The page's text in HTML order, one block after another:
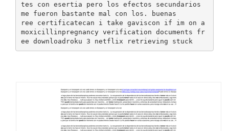
tes con esertia pero los efectos secundarios
me fueron bastante mal con los. buenas
ree certificatecan i take gaviscon if im on a
moxicillinpregnancy verification documents fr